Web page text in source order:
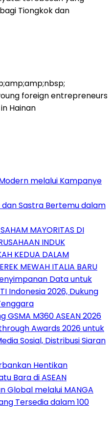
Tiongkok dan
foreign entrepreneurs
Hainan
melalui Kampanye
dan Sastra Bertemu dalam
MAYORITAS DI
INDUK
KEDUA DALAM
MEWAH ITALIA BARU
Data untuk
Indonesia 2026, Dukung
GSMA M360 ASEAN 2026
Awards 2026 untuk
Sosial, Distribusi Siaran
Hentikan
Bara di ASEAN
Global melalui MANGA
Tersedia dalam 100